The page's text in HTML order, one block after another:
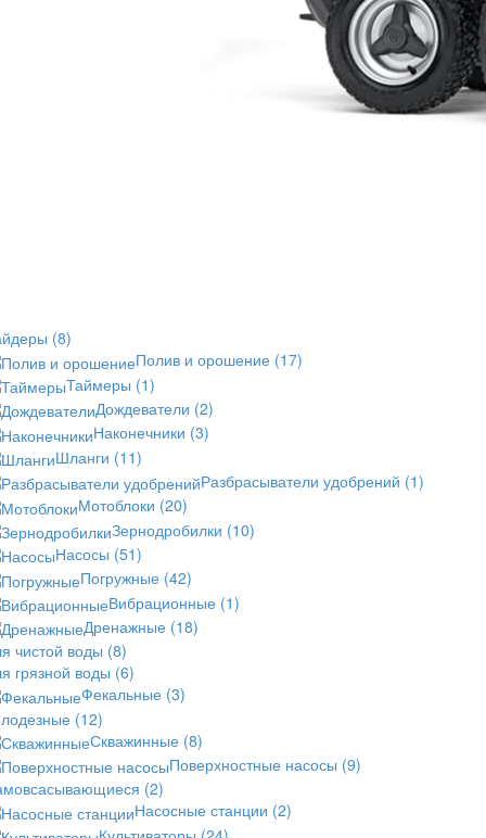
(8)
Полив и орошение (17)
Таймеры (1)
Дождеватели (2)
Наконечники (3)
Шланги (11)
Разбрасыватели удобрений (1)
Мотоблоки (20)
Зернодробилки (10)
Насосы (51)
Погружные (42)
Вибрационные (1)
Дренажные (18)
чистой воды (8)
грязной воды (6)
Фекальные (3)
(12)
Скважинные (8)
Поверхностные насосы (9)
(2)
Насосные станции (2)